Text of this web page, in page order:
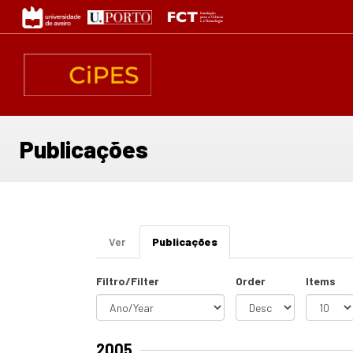
Passar
para
conteúdo
Publicações
Separadores
primários
Ver Publicações
ativo)
Filtro/Filter
Order Items
2005